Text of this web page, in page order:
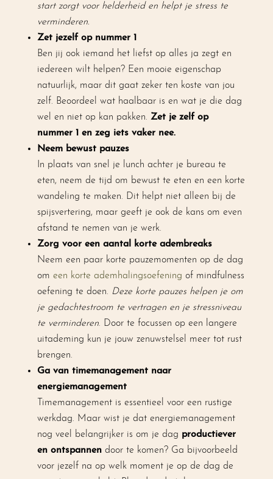
start zorgt voor helderheid en helpt je stress te
verminderen.
Zet jezelf op nummer 1
Ben jij ook iemand het liefst op alles ja zegt en
iedereen wilt helpen? Een mooie eigenschap
natuurlijk, maar dit gaat zeker ten koste van jou
zelf. Beoordeel wat haalbaar is en wat je die dag
wel en niet op kan pakken. Zet je zelf op
nummer 1 en zeg iets vaker nee.
Neem bewust pauzes
In plaats van snel je lunch achter je bureau te
eten, neem de tijd om bewust te eten en een korte
wandeling te maken. Dit helpt niet alleen bij de
spijsvertering, maar geeft je ook de kans om even
afstand te nemen van je werk.
Zorg voor een aantal korte adembreaks
Neem een paar korte pauzemomenten op de dag
om een korte ademhalingsoefening of mindfulness
oefening te doen. Deze korte pauzes helpen je om
je gedachtestroom te vertragen en je stressniveau
te verminderen. Door te focussen op een langere
uitademing kun je jouw zenuwstelsel meer tot rust
brengen.
Ga van timemanagement naar
energiemanagement
Timemanagement is essentieel voor een rustige
werkdag. Maar wist je dat energiemanagement
nog veel belangrijker is om je dag productiever
en ontspannendoor te komen? Ga bijvoorbeeld
voor jezelf na op welk moment je op de dag de